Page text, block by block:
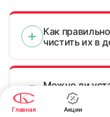
Главная Акции
Как
чистить их в
Можно ли
пластиковые
лучше